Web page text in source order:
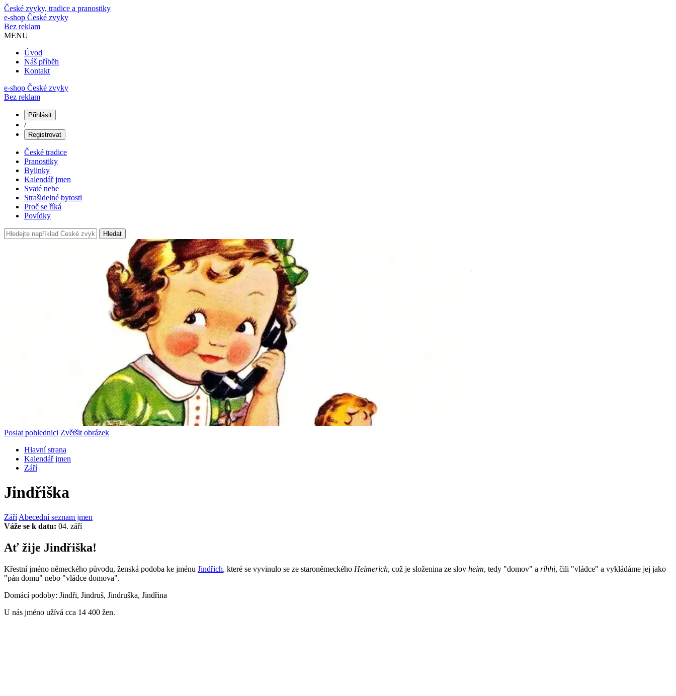
České zvyky, tradice a pranostiky
e-shop České zvyky
Bez reklam
MENU
Úvod
Náš příběh
Kontakt
e-shop České zvyky
Bez reklam
Přihlásit
/
Registrovat
České tradice
Pranostiky
Bylinky
Kalendář jmen
Svaté nebe
Strašidelné bytosti
Proč se říká
Povídky
Hledat
Poslat pohlednici Zvětšit obrázek
Hlavní strana
Kalendář jmen
Září
Jindřiška
Září Abecední seznam jmen
Váže se k datu: 04. září
Ať žije Jindřiška!
Křestní jméno německého původu, ženská podoba ke jménu Jindřich, které se vyvinulo se ze staroněmeckého Heimerich, což je složenina ze slov heim, tedy "domov" a ríhhi, čili "vládce" a vykládáme jej jako
"pán domu" nebo "vládce domova".
Domácí podoby: Jindři, Jindruš, Jindruška, Jindřina
U nás jméno užívá cca 14 400 žen.